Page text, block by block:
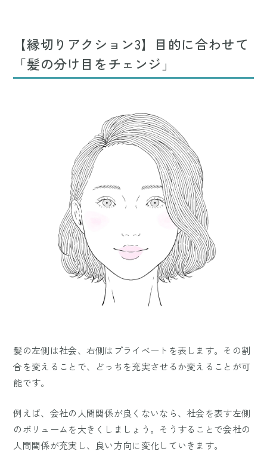
【縁切りアクション3】目的に合わせて
「髪の分け目をチェンジ」
髪の左側は社会、右側はプライベートを表します。その割
合を変えることで、どっちを充実させるか変えることが可
能です。
例えば、会社の人間関係が良くないなら、社会を表す左側
のボリュームを大きくしましょう。そうすることで会社の
人間関係が充実し、良い方向に変化していきます。